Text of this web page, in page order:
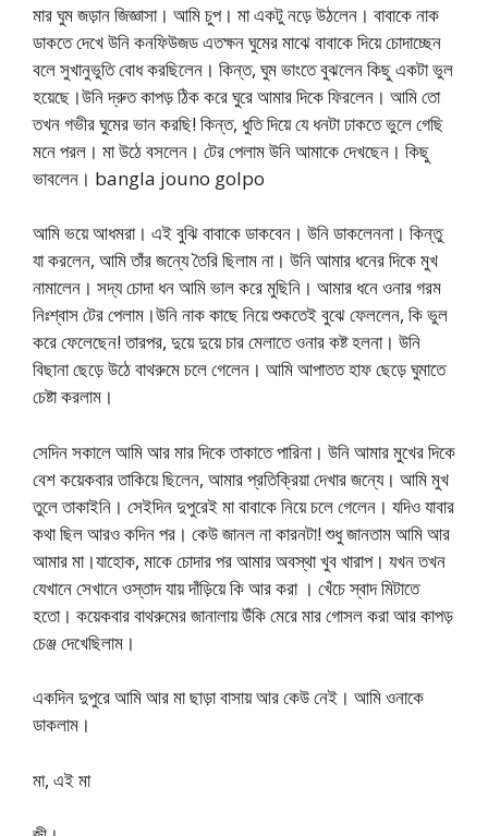
মার ঘুম জড়ান জিজ্ঞাসা। আমি চুপ। মা একটু নড়ে উঠলেন। বাবাকে নাক
ডাকতে দেখে উনি কনফিউজড এতক্ষন ঘুমের মাঝে বাবাকে দিয়ে চোদাচ্ছেন
বলে সুখানুভুতি বোধ করছিলেন। কিন্ত, ঘুম ভাংতে বুঝলেন কিছু একটা ভুল
হয়েছে।উনি দ্রুত কাপড় ঠিক করে ঘুরে আমার দিকে ফিরলেন। আমি তো
তখন গভীর ঘুমের ভান করছি! কিন্ত, ধুতি দিয়ে যে ধনটা ঢাকতে ভুলে গেছি
মনে পরল। মা উঠে বসলেন। টের পেলাম উনি আমাকে দেখছেন। কিছু
ভাবলেন। bangla jouno golpo
আমি ভয়ে আধমরা। এই বুঝি বাবাকে ডাকবেন। উনি ডাকলেননা। কিন্তু
যা করলেন, আমি তাঁর জন্যে তৈরি ছিলাম না। উনি আমার ধনের দিকে মুখ
নামালেন। সদ্য চোদা ধন আমি ভাল করে মুছিনি। আমার ধনে ওনার গরম
নিঃশ্বাস টের পেলাম।উনি নাক কাছে নিয়ে শুকতেই বুঝে ফেললেন, কি ভুল
করে ফেলেছেন! তারপর, দুয়ে দুয়ে চার মেলাতে ওনার কষ্ট হলনা। উনি
বিছানা ছেড়ে উঠে বাথরুমে চলে গেলেন। আমি আপাতত হাফ ছেড়ে ঘুমাতে
চেষ্টা করলাম।
সেদিন সকালে আমি আর মার দিকে তাকাতে পারিনা। উনি আমার মুখের দিকে
বেশ কয়েকবার তাকিয়ে ছিলেন, আমার প্রতিক্রিয়া দেখার জন্যে। আমি মুখ
তুলে তাকাইনি। সেইদিন দুপুরেই মা বাবাকে নিয়ে চলে গেলেন। যদিও যাবার
কথা ছিল আরও কদিন পর। কেউ জানল না কারনটা! শুধু জানতাম আমি আর
আমার মা।যাহোক, মাকে চোদার পর আমার অবস্থা খুব খারাপ। যখন তখন
যেখানে সেখানে ওস্তাদ যায় দাঁড়িয়ে কি আর করা । খেঁচে স্বাদ মিটাতে
হতো। কয়েকবার বাথরুমের জানালায় উঁকি মেরে মার গোসল করা আর কাপড়
চেঞ্জ দেখেছিলাম।
একদিন দুপুরে আমি আর মা ছাড়া বাসায় আর কেউ নেই। আমি ওনাকে
ডাকলাম।
মা, এই মা